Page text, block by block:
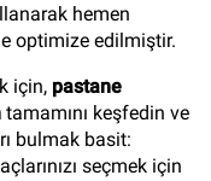
hemen
optimize edilmiştir.
için, pastane
tamamını keşfedin ve
bulmak basit:
seçmek için